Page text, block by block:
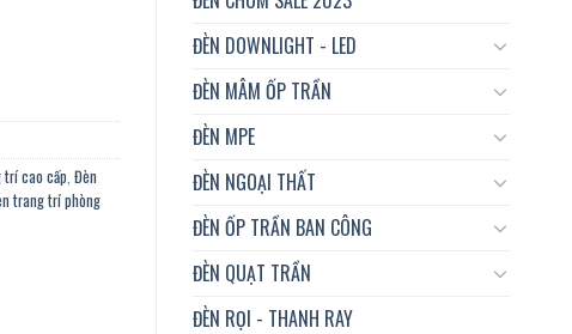
ĐÈN DOWNLIGHT - LED
ĐÈN MÂM ỐP TRẦN
ĐÈN MPE
ĐÈN NGOẠI THẤT
ĐÈN ỐP TRẦN BAN CÔNG
ĐÈN QUẠT TRẦN
ĐÈN RỌI - THANH RAY
trí phòng ngủ, nhà hàng số lượng
cao cấp Đèn
trang trí phòng